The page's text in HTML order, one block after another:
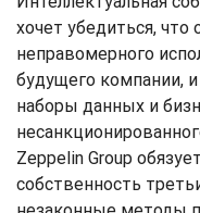
хочет убедиться,
неправомерного
будущего компании,
наборы данных и
Zeppelin Group
собственность